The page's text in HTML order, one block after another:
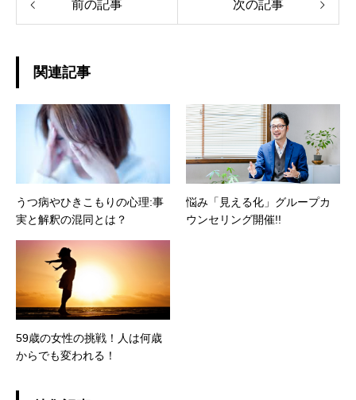
前の記事 次の記事
関連記事
うつ病やひきこもりの心理:事
実と解釈の混同とは？
悩み「見える化」グループカ
ウンセリング開催!!
59歳の女性の挑戦！人は何歳
からでも変われる！